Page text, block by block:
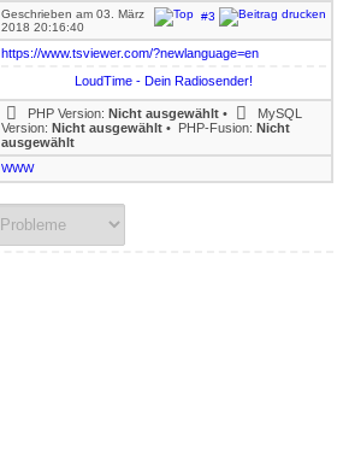
#3
Geschrieben am 03. März
2018 20:16:40
https://www.tsviewer.com/?newlanguage=en
LoudTime - Dein Radiosender!
PHP Version: Nicht ausgewählt •
MySQL
Version: Nicht ausgewählt • PHP-Fusion: Nicht
ausgewählt
WWW